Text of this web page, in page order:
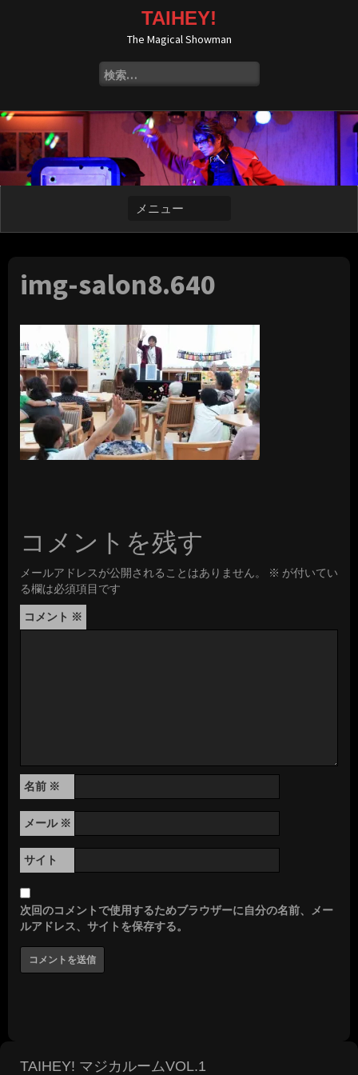
キ
ッ
プ
TAIHEY!
The Magical Showman
検
索:
img-salon8.640
コメントを残す
メールアドレスが公開されることはありません。 ※ が付いてい
る欄は必須項目です
コメント ※
名前 ※
メール ※
サイト
次回のコメントで使用するためブラウザーに自分の名前、メー
ルアドレス、サイトを保存する。
TAIHEY! マジカルームVOL.1